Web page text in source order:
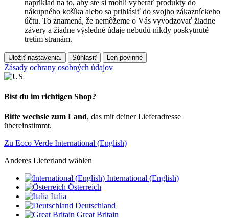
napríklad na to, aby ste si mohli vyberať produkty do
nákupného košíka alebo sa prihlásiť do svojho zákazníckeho
účtu. To znamená, že nemôžeme o Vás vyvodzovať žiadne
závery a žiadne výsledné údaje nebudú nikdy poskytnuté
tretím stranám.
Uložiť nastavenia. Súhlasiť Len povinné
Zásady ochrany osobných údajov
Bist du im richtigen Shop?
Bitte wechsle zum Land, das mit deiner Lieferadresse
übereinstimmt.
Zu Ecco Verde International (English)
Anderes Lieferland wählen
International (English)
Österreich
Italia
Deutschland
Great Britain